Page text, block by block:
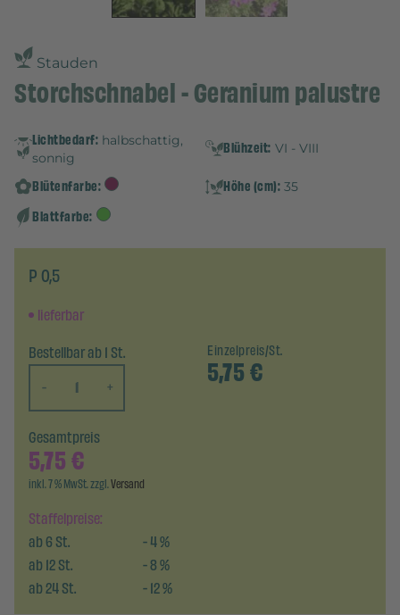
Stauden
Storchschnabel - Geranium palustre
Lichtbedarf: halbschattig,
sonnig
Blühzeit: VI - VIII
Blütenfarbe: Höhe (cm): 35
Blattfarbe:
P 0,5
lieferbar
Bestellbar ab 1 St.
-
+
Einzelpreis/St.
5,75€
Staffelpreise:
ab6St. -4%
ab12St. -8%
ab24St. -12%
Gesamtpreis
5,75€
inkl. 7 % MwSt. zzgl.Versand